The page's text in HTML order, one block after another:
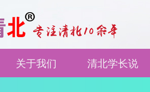
关于我们 清北学长说